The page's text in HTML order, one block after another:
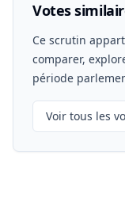
Votes
Ce scrutin
comparer,
période
Voir tous les